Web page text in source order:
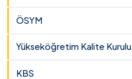
ÖSYM
Yükseköğretim Kalite Kurulu
KBS